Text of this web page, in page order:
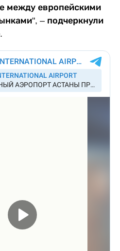
между европейскими
– подчеркнули